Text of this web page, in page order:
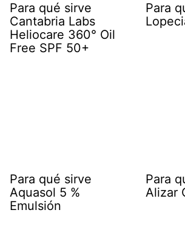
Para qué sirve
Cantabria Labs
Heliocare 360° Oil
Free SPF 50+
Para
Para qué sirve
Aquasol 5 %
Emulsión
Para
Alizar